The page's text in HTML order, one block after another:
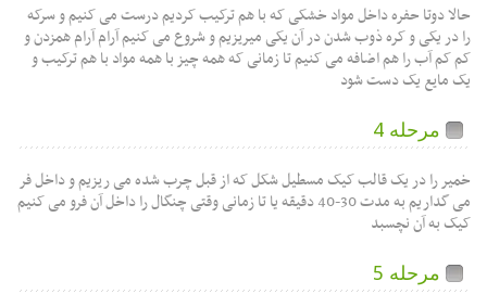
حالا دوتا حفره داخل مواد خشکی که با هم ترکیب کردیم درست می کنیم و سرکه
را در یکی و کره ذوب شدن در آن یکی میریزیم و شروع می کنیم آرام آرام همزدن و
کم کم آب را هم اضافه می کنیم تا زمانی که همه چیز با همه مواد با هم ترکیب و
یک مایع یک دست شود
مرحله 4
خمیر را در یک قالب کیک مسطیل شکل که از قبل چرب شده می ریزیم و داخل فر
می گداریم به مدت 30-40 دقیقه یا تا زمانی وقتی چنگال را داخل آن فرو می کنیم
کیک به آن نچسبد
مرحله 5